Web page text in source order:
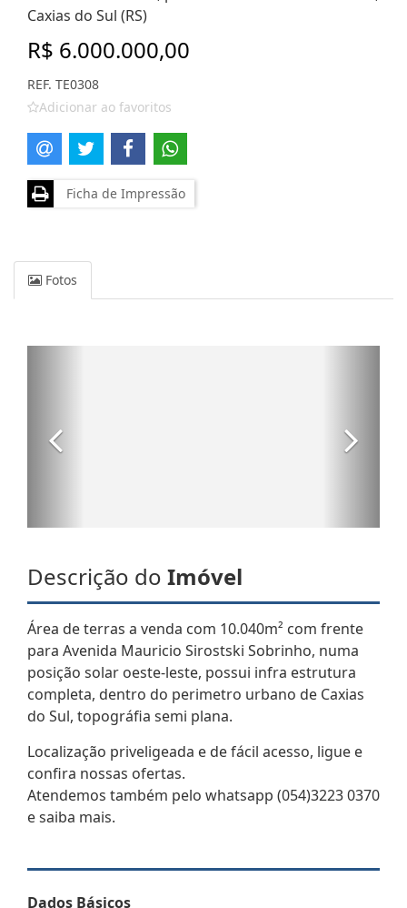
Caxias do Sul (RS)
R$ 6.000.000,00
REF. TE0308
Adicionar ao favoritos
Ficha de Impressão
Fotos
Descrição do Imóvel
Área de terras a venda com 10.040m² com frente
para Avenida Mauricio Sirostski Sobrinho, numa
posição solar oeste-leste, possui infra estrutura
completa, dentro do perimetro urbano de Caxias
do Sul, topográfia semi plana.
Localização priveligeada e de fácil acesso, ligue e
confira nossas ofertas.
Atendemos também pelo whatsapp (054)3223 0370
e saiba mais.
Dados Básicos